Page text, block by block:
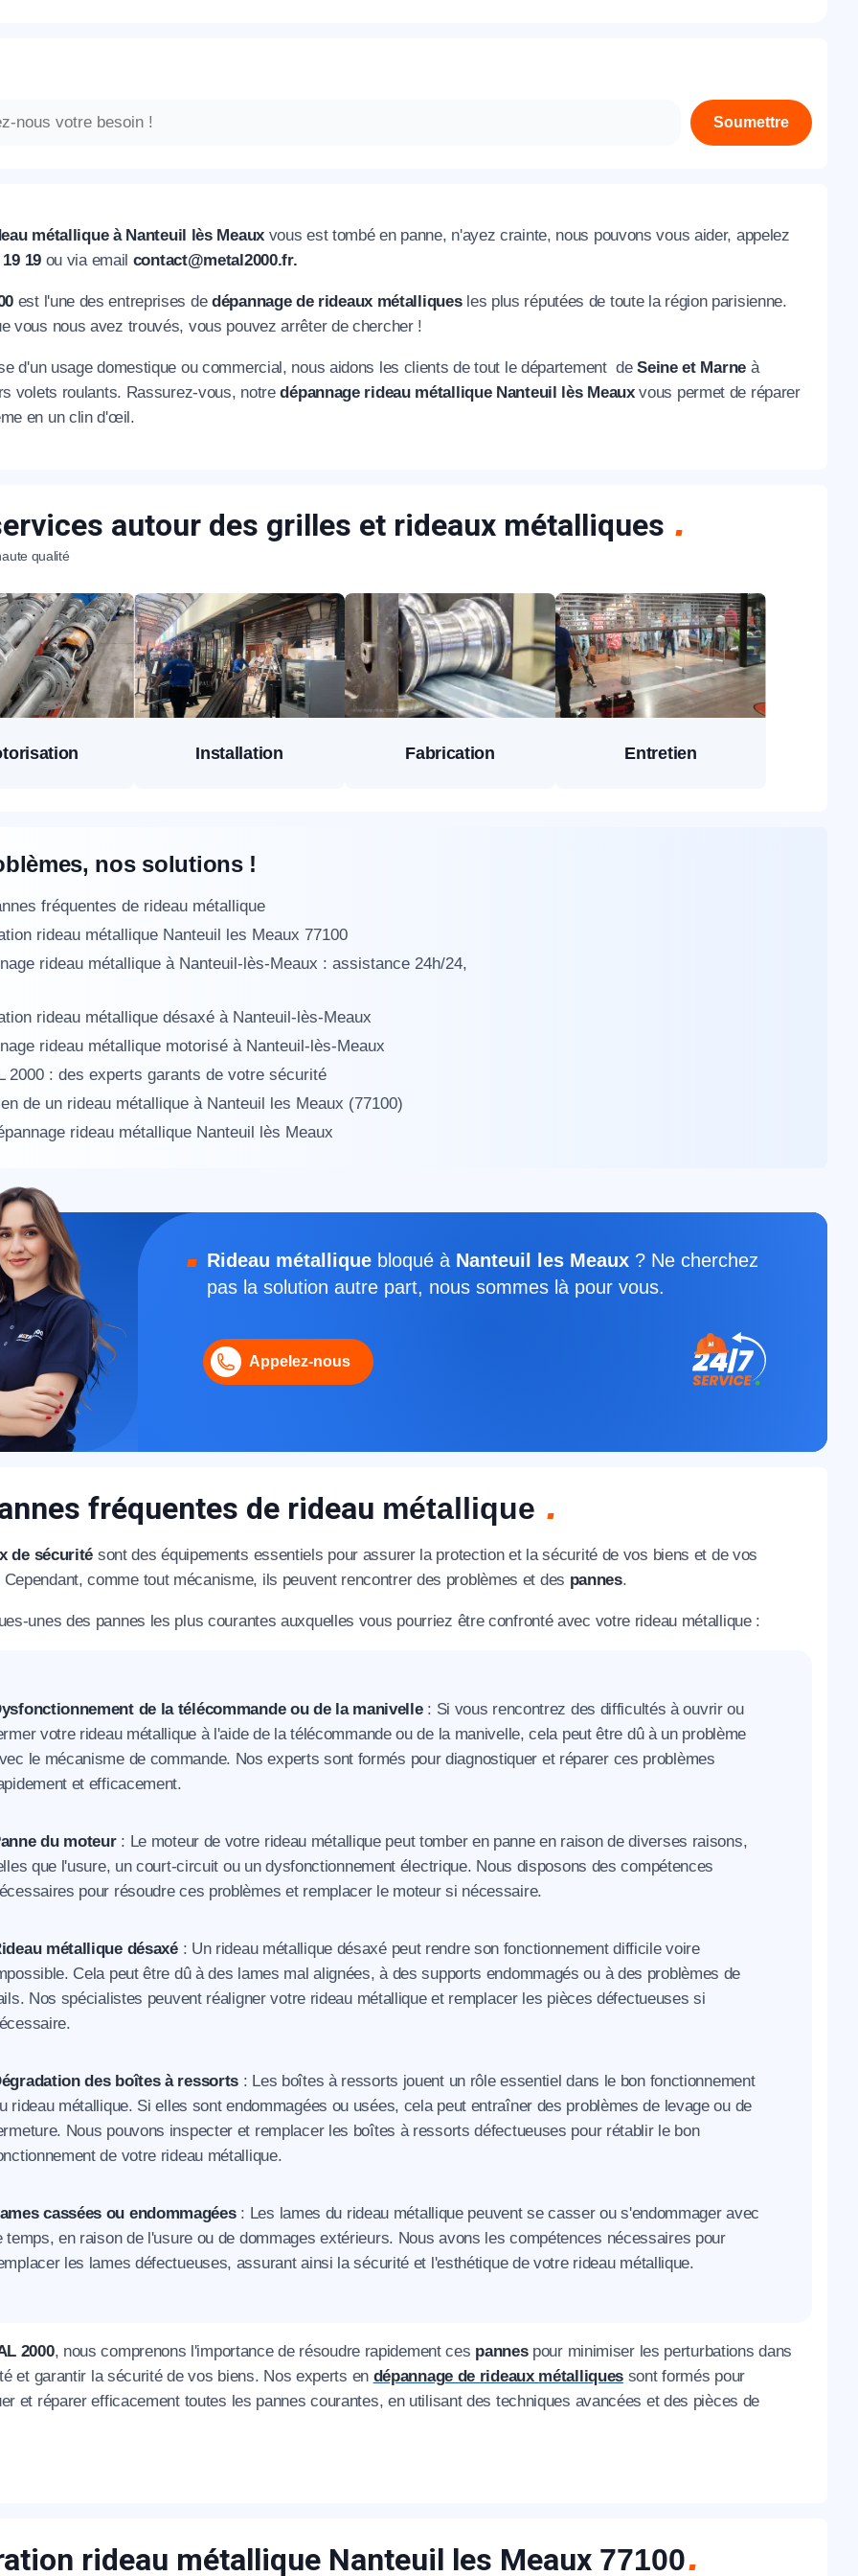
Soumettre
métallique à Nanteuil lès Meauxvous est tombé en panne, n'ayez crainte, nous pouvons vous aider, appelez
19 ou via email contact@metal2000.fr.
est l'une des entreprises de dépannage de rideaux métalliquesles plus réputées de toute la région parisienne.
vous nous avez trouvés, vous pouvez arrêter de chercher !
d'un usage domestique ou commercial, nous aidons les clients de tout le département deSeine et Marneà
volets roulants. Rassurez-vous, notredépannage rideau métallique Nanteuil lès Meauxvous permet de réparer
en un clin d'œil.
autour des grilles et rideaux métalliques
qualité
Installation Fabrication Entretien
nos solutions !
fréquentes de rideau métallique
rideau métallique Nanteuil les Meaux 77100
rideau métallique à Nanteuil-lès-Meaux : assistance 24h/24,
rideau métallique désaxé à Nanteuil-lès-Meaux
rideau métallique motorisé à Nanteuil-lès-Meaux
2000 : des experts garants de votre sécurité
de un rideau métallique à Nanteuil les Meaux (77100)
rideau métallique Nanteuil lès Meaux
Rideau métallique bloqué à Nanteuil les Meaux ? Ne cherchez
pas la solution autre part, nous sommes là pour vous.
Appelez-nous
fréquentes de rideau métallique
de sécurité sont des équipements essentiels pour assurer la protection et la sécurité de vos biens et de vos
Cependant, comme tout mécanisme, ils peuvent rencontrer des problèmes et des pannes.
unes des pannes les plus courantes auxquelles vous pourriez être confronté avec votre rideau métallique :
de la télécommande ou de la manivelle: Si vous rencontrez des difficultés à ouvrir ou
votre rideau métallique à l'aide de la télécommande ou de la manivelle, cela peut être dû à un problème
le mécanisme de commande. Nos experts sont formés pour diagnostiquer et réparer ces problèmes
et efficacement.
du moteur: Le moteur de votre rideau métallique peut tomber en panne en raison de diverses raisons,
que l'usure, un court-circuit ou un dysfonctionnement électrique. Nous disposons des compétences
pour résoudre ces problèmes et remplacer le moteur si nécessaire.
métallique désaxé: Un rideau métallique désaxé peut rendre son fonctionnement difficile voire
Cela peut être dû à des lames mal alignées, à des supports endommagés ou à des problèmes de
Nos spécialistes peuvent réaligner votre rideau métallique et remplacer les pièces défectueuses si
des boîtes à ressorts : Les boîtes à ressorts jouent un rôle essentiel dans le bon fonctionnement
rideau métallique. Si elles sont endommagées ou usées, cela peut entraîner des problèmes de levage ou de
Nous pouvons inspecter et remplacer les boîtes à ressorts défectueuses pour rétablir le bon
de votre rideau métallique.
cassées ou endommagées: Les lames du rideau métallique peuvent se casser ou s'endommager avec
temps, en raison de l'usure ou de dommages extérieurs. Nous avons les compétences nécessaires pour
les lames défectueuses, assurant ainsi la sécurité et l'esthétique de votre rideau métallique.
2000, nous comprenons l'importance de résoudre rapidement ces pannes pour minimiser les perturbations dans
et garantir la sécurité de vos biens. Nos experts en dépannage de rideaux métalliques sont formés pour
et réparer efficacement toutes les pannes courantes, en utilisant des techniques avancées et des pièces de
rideau métallique Nanteuil les Meaux 77100
immédiat
vous remercions pour
confiance !
Prénom
+33
Postal
* Champs obligatoires pour traiter votre demande.
Rappelez-moi